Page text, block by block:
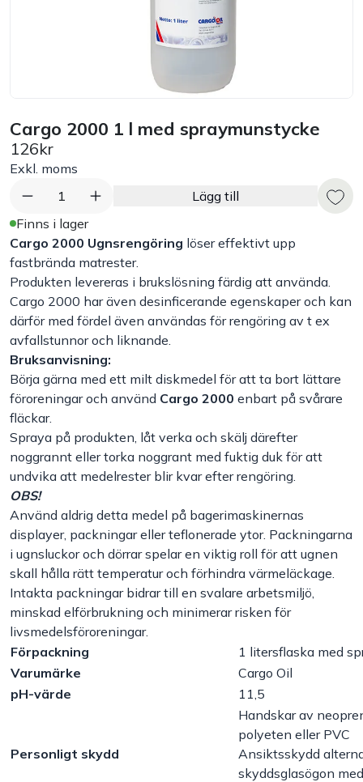
Råvaruhantering & lagring
Arbetskläder
Plåtbyte
Monin
Handla efter bransch
Varumärken
Om Bakers
Kundtjänst
Kontakt
Cargo 2000 1 l med spraymunstycke
126kr
Exkl. moms
1
Lägg till
Finns i lager
Cargo 2000 Ugnsrengöring löser effektivt upp
fastbrända matrester.
Produkten levereras i brukslösning färdig att använda.
Cargo 2000 har även desinficerande egenskaper och kan
därför med fördel även användas för rengöring av t ex
avfallstunnor och liknande.
Bruksanvisning:
Börja gärna med ett milt diskmedel för att ta bort lättare
föroreningar och använd Cargo 2000 enbart på svårare
fläckar.
Spraya på produkten, låt verka och skälj därefter
noggrannt eller torka noggrant med fuktig duk för att
undvika att medelrester blir kvar efter rengöring.
OBS!
Använd aldrig detta medel på bagerimaskinernas
displayer, packningar eller teflonerade ytor. Packningarna
i ugnsluckor och dörrar spelar en viktig roll för att ugnen
skall hålla rätt temperatur och förhindra värmeläckage.
Intakta packningar bidrar till en svalare arbetsmiljö,
minskad elförbrukning och minimerar risken för
livsmedelsföroreningar.
Förpackning
1 litersflaska med
Varumärke
Cargo Oil
pH-värde
11,5
Personligt skydd
Handskar av
polyeten eller PVC
Ansiktsskydd
skyddsglasögon med